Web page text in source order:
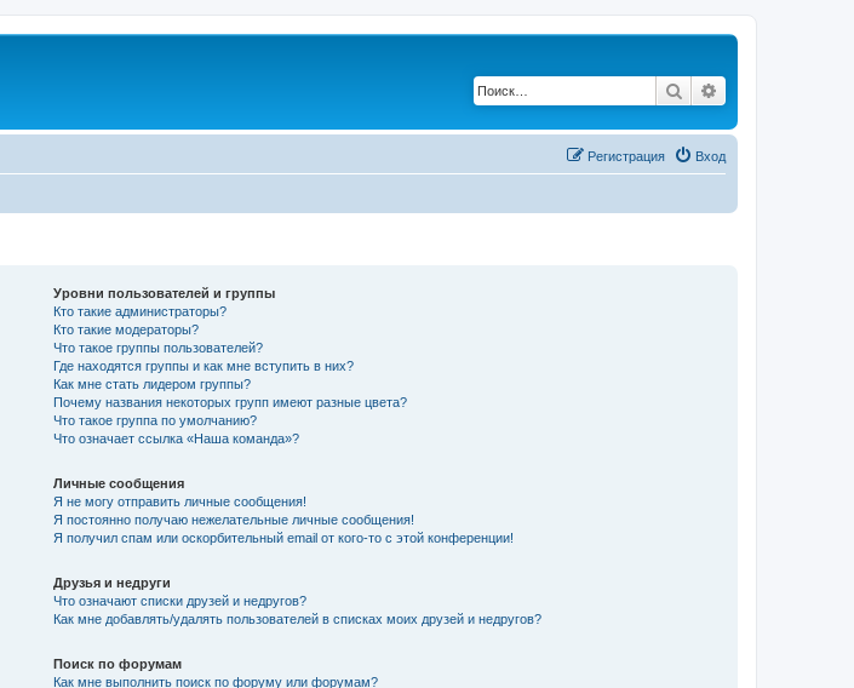
Поиск
Вход
Регистрация
Уровни пользователей и группы
Кто такие администраторы?
Кто такие модераторы?
Что такое группы пользователей?
Где находятся группы и как мне вступить в них?
Как мне стать лидером группы?
Почему названия некоторых групп имеют разные цвета?
Что такое группа по умолчанию?
Что означает ссылка «Наша команда»?
Личные сообщения
Я не могу отправить личные сообщения!
Я постоянно получаю нежелательные личные сообщения!
Я получил спам или оскорбительный email от кого-то с этой конференции!
Друзья и недруги
Что означают списки друзей и недругов?
Как мне добавлять/удалять пользователей в списках моих друзей и недругов?
Поиск по форумам
Как мне выполнить поиск по форуму или форумам?